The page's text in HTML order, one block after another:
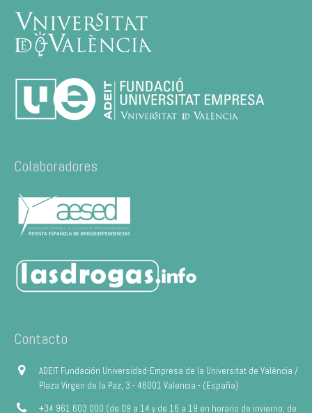
Colaboradores
Contacto
ADEIT Fundación Universidad-Empresa de la Universitat de València /
Plaza Virgen de la Paz, 3 - 46001 Valencia - (España)
+34 961 603 000 (de 09 a 14 y de 16 a 19 en horario de invierno; de